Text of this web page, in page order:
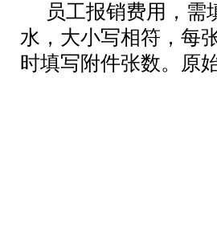
员工报销费用，需
水，大小写相符，每
时填写附件张数。原